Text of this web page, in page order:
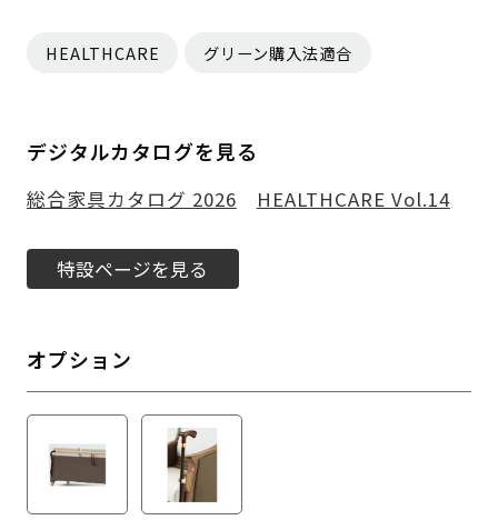
HEALTHCARE グリーン購入法適合
デジタルカタログを見る
総合家具カタログ 2026 HEALTHCARE Vol.14
特設ページを見る
オプション